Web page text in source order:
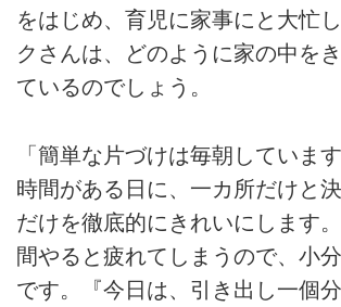
をはじめ、育児に家事にと大忙
クさんは、どのように家の中を
ているのでしょう。
「簡単な片づけは毎朝していま
時間がある日に、一カ所だけと
だけを徹底的にきれいにします
間やると疲れてしまうので、小
です。『今日は、引き出し一個